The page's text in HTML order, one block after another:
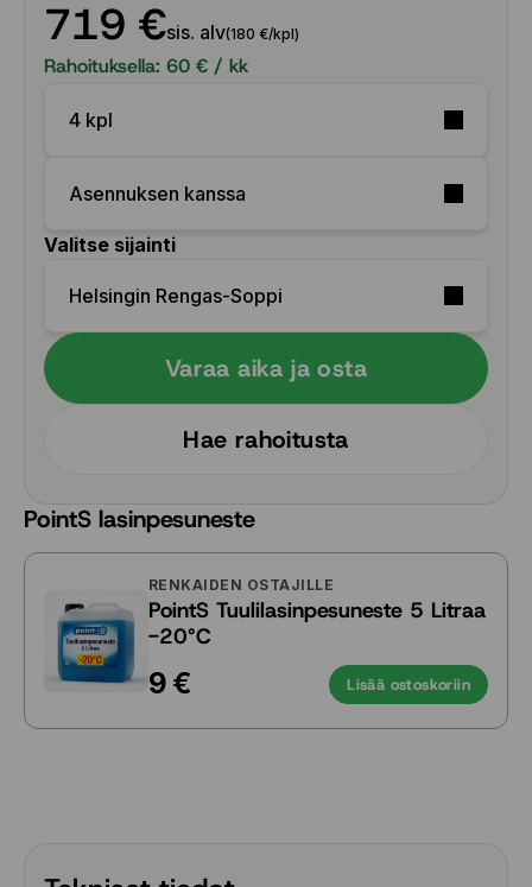
719 €sis. alv(180 €/kpl)
Rahoituksella: 60 € / kk
4 kpl
Asennuksen kanssa
Valitse sijainti
Helsingin Rengas-Soppi
Varaa aika ja osta
Hae rahoitusta
PointS lasinpesuneste
RENKAIDEN OSTAJILLE
PointS Tuulilasinpesuneste 5 Litraa
-20°C
9 € Lisää ostoskoriin